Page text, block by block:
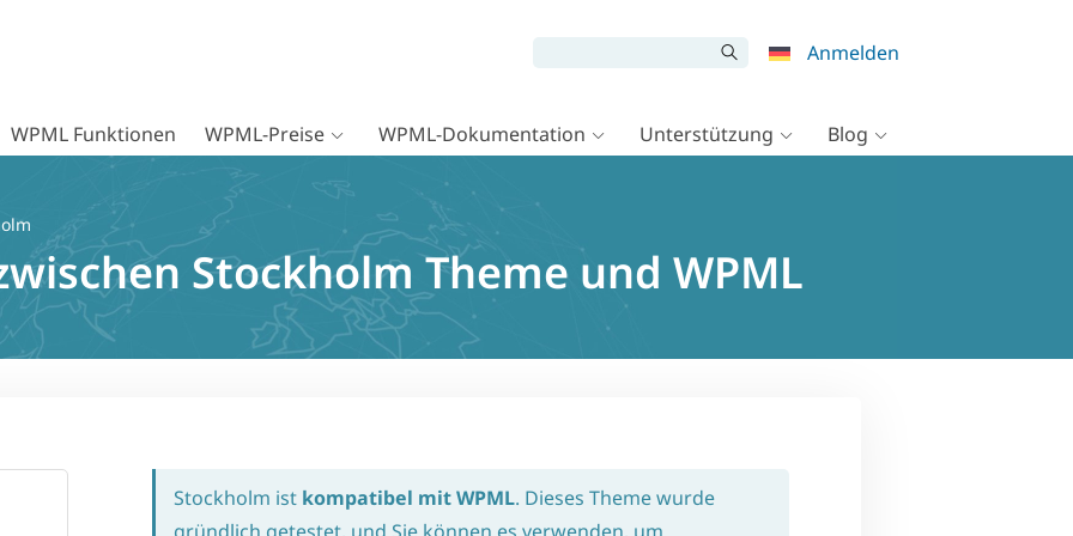
Anmelden
WPML Funktionen WPML-Preise WPML-Dokumentation Unterstützung Blog
Stockholm Theme und WPML
Stockholm ist kompatibel mit WPML. Dieses Theme wurde